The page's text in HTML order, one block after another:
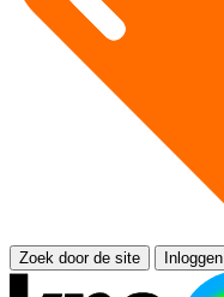
Zoek door de site Inloggen